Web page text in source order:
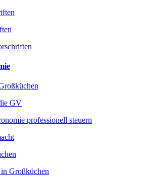
GV
professionell steuern
Großküchen